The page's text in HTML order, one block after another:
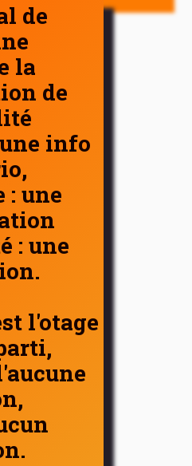
de
la
de
info
: une
: une
l'otage